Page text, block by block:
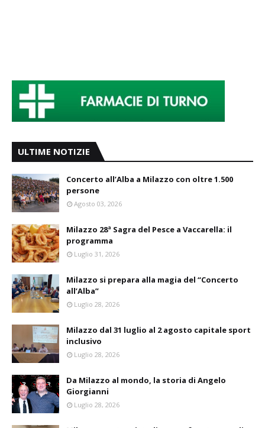
ULTIME NOTIZIE
Concerto all’Alba a Milazzo con oltre 1.500
persone
Agosto 03, 2026
Milazzo 28ª Sagra del Pesce a Vaccarella: il
programma
Luglio 31, 2026
Milazzo si prepara alla magia del “Concerto
all’Alba”
Luglio 28, 2026
Milazzo dal 31 luglio al 2 agosto capitale sport
inclusivo
Luglio 28, 2026
Da Milazzo al mondo, la storia di Angelo
Giorgianni
Luglio 28, 2026